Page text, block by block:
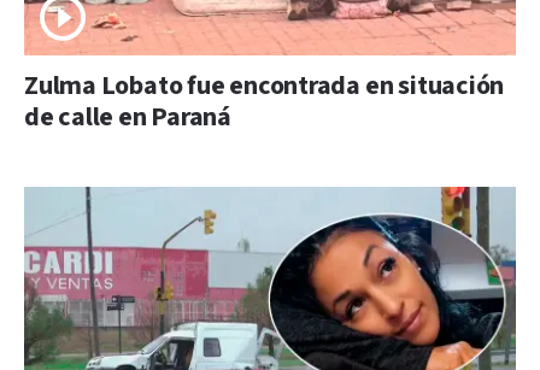
Zulma Lobato fue encontrada en situación
de calle en Paraná